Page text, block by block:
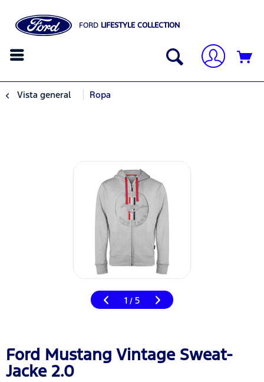
FORD LIFESTYLE COLLECTION
Vista general Ropa
1 / 5
Ford Mustang Vintage Sweat-
Jacke 2.0